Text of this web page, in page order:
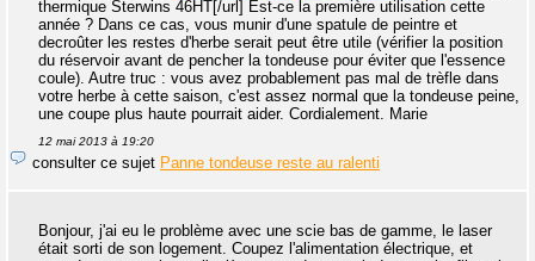
thermique Sterwins 46HT[/url] Est-ce la première utilisation cette
année ? Dans ce cas, vous munir d'une spatule de peintre et
decroûter les restes d'herbe serait peut être utile (vérifier la position
du réservoir avant de pencher la tondeuse pour éviter que l'essence
coule). Autre truc : vous avez probablement pas mal de trèfle dans
votre herbe à cette saison, c'est assez normal que la tondeuse peine,
une coupe plus haute pourrait aider. Cordialement. Marie
12 mai 2013 à 19:20
consulter ce sujet Panne tondeuse reste au ralenti
Bonjour, j'ai eu le problème avec une scie bas de gamme, le laser
était sorti de son logement. Coupez l'alimentation électrique, et